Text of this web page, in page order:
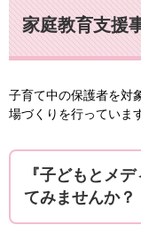
家庭教育支援
子育て中の保護者を対
場づくりを行っていま
『子どもとメ
てみませんか？